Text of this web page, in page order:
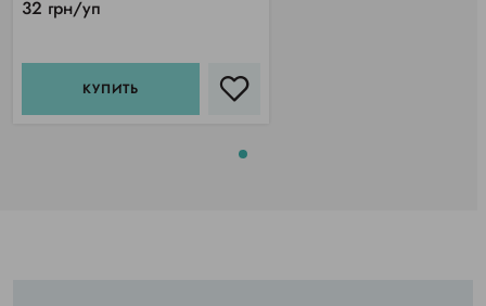
32 грн/уп
КУПИТЬ